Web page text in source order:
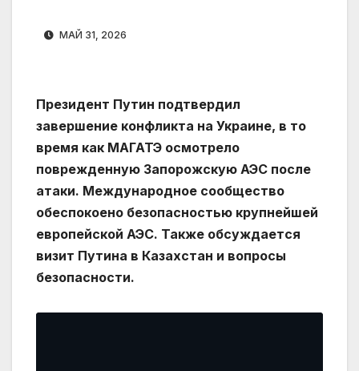
МАЙ 31, 2026
Президент Путин подтвердил
завершение конфликта на Украине, в то
время как МАГАТЭ осмотрело
поврежденную Запорожскую АЭС после
атаки. Международное сообщество
обеспокоено безопасностью крупнейшей
европейской АЭС. Также обсуждается
визит Путина в Казахстан и вопросы
безопасности.